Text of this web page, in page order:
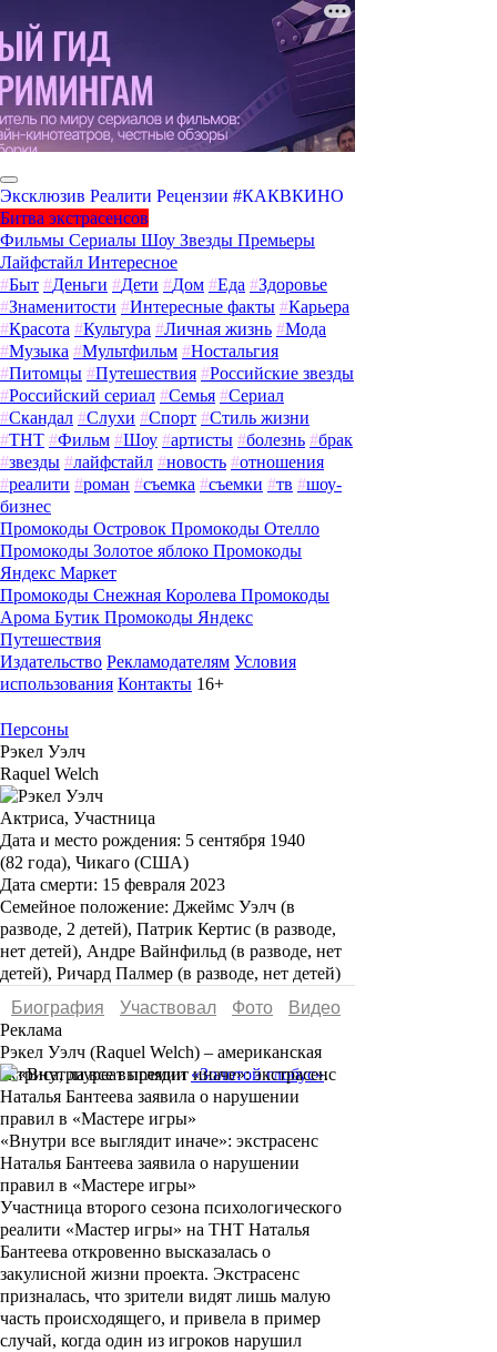
Эксклюзив Реалити Рецензии #КАКВКИНО
Битва экстрасенсов
Фильмы Сериалы Шоу Звезды Премьеры
Лайфстайл Интересное
#Быт #Деньги #Дети #Дом #Еда #Здоровье
#Знаменитости #Интересные факты #Карьера
#Красота #Культура #Личная жизнь #Мода
#Музыка #Мультфильм #Ностальгия
#Питомцы #Путешествия #Российские звезды
#Российский сериал #Семья #Сериал
#Скандал #Слухи #Спорт #Стиль жизни
#ТНТ #Фильм #Шоу #артисты #болезнь #брак
#звезды #лайфстайл #новость #отношения
#реалити #роман #съемка #съемки #тв #шоу-
бизнес
Промокоды Островок Промокоды Отелло
Промокоды Золотое яблоко Промокоды
Яндекс Маркет
Промокоды Снежная Королева Промокоды
Арома Бутик Промокоды Яндекс
Путешествия
Издательство Рекламодателям Условия
использования Контакты 16+
Персоны
Рэкел Уэлч
Raquel Welch
Актриса, Участница
Дата и место рождения: 5 сентября 1940
(82 года), Чикаго (США)
Дата смерти: 15 февраля 2023
Семейное положение: Джеймс Уэлч (в
разводе, 2 детей), Патрик Кертис (в разводе,
нет детей), Андре Вайнфильд (в разводе, нет
детей), Ричард Палмер (в разводе, нет детей)
Биография
Участвовал Фото
Видеo
Реклама
Рэкел Уэлч (Raquel Welch) – американская
актриса, лауреат премии«Золотой глобус».
«Внутри все выглядит иначе»: экстрасенс
Наталья Бантеева заявила о нарушении
правил в «Мастере игры»
Участница второго сезона психологического
реалити «Мастер игры» на ТНТ Наталья
Бантеева откровенно высказалась о
закулисной жизни проекта. Экстрасенс
призналась, что зрители видят лишь малую
часть происходящего, и привела в пример
случай, когда один из игроков нарушил